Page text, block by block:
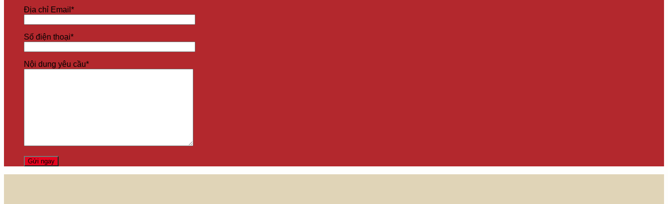
Địa chỉ Email*
Số điện thoại*
Nội dung yêu cầu*